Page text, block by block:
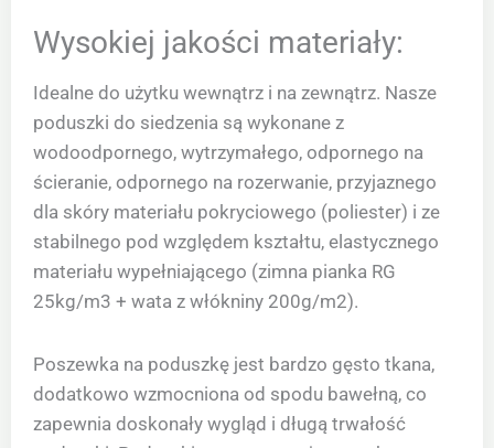
Wysokiej jakości materiały:
Idealne do użytku wewnątrz i na zewnątrz. Nasze
poduszki do siedzenia są wykonane z
wodoodpornego, wytrzymałego, odpornego na
ścieranie, odpornego na rozerwanie, przyjaznego
dla skóry materiału pokryciowego (poliester) i ze
stabilnego pod względem kształtu, elastycznego
materiału wypełniającego (zimna pianka RG
25kg/m3 + wata z włókniny 200g/m2).
Poszewka na poduszkę jest bardzo gęsto tkana,
dodatkowo wzmocniona od spodu bawełną, co
zapewnia doskonały wygląd i długą trwałość